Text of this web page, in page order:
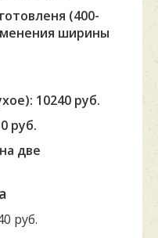
(400-
ширины
10240 руб.
руб.
две
руб.